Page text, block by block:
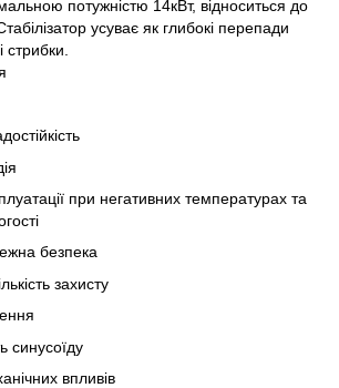
потужністю 14кВт, відноситься до
усуває як глибокі перепади
стрибки.
при негативних температурах та
безпека
захисту
синусоїду
впливів